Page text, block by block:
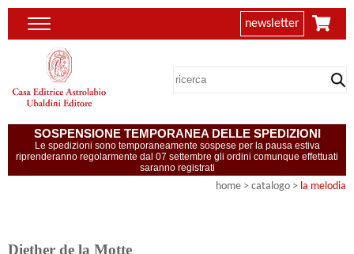
newsletter
SOSPENSIONE TEMPORANEA DELLE SPEDIZIONI
Le spedizioni sono temporaneamente sospese per la pausa estiva
riprenderanno regolarmente dal 07 settembre gli ordini comunque effettuati
saranno registrati
home > catalogo > la melodia
Diether de la Motte